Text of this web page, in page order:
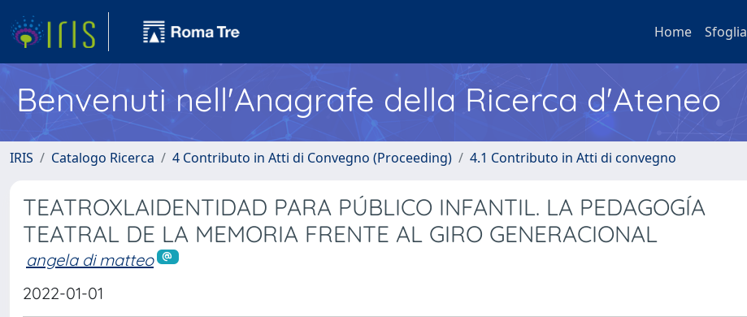
Home Sfoglia
Benvenuti nell'Anagrafe della Ricerca d'Ateneo
IRIS Catalogo Ricerca 4 Contributo in Atti di Convegno (Proceeding) 4.1 Contributo in Atti di convegno
TEATROXLAIDENTIDAD PARA PÚBLICO INFANTIL. LA PEDAGOGÍA
TEATRAL DE LA MEMORIA FRENTE AL GIRO GENERACIONAL
angela di matteo
2022-01-01